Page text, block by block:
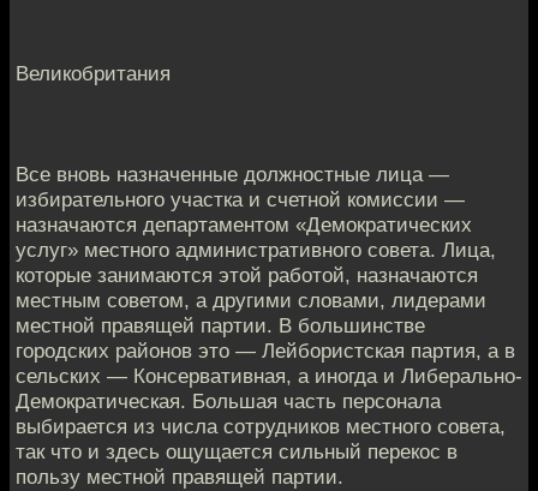
Великобритания
Все вновь назначенные должностные лица —
избирательного участка и счетной комиссии —
назначаются департаментом «Демократических
услуг» местного административного совета. Лица,
которые занимаются этой работой, назначаются
местным советом, а другими словами, лидерами
местной правящей партии. В большинстве
городских районов это — Лейбористская партия, а в
сельских — Консервативная, а иногда и Либерально-
Демократическая. Большая часть персонала
выбирается из числа сотрудников местного совета,
так что и здесь ощущается сильный перекос в
пользу местной правящей партии.